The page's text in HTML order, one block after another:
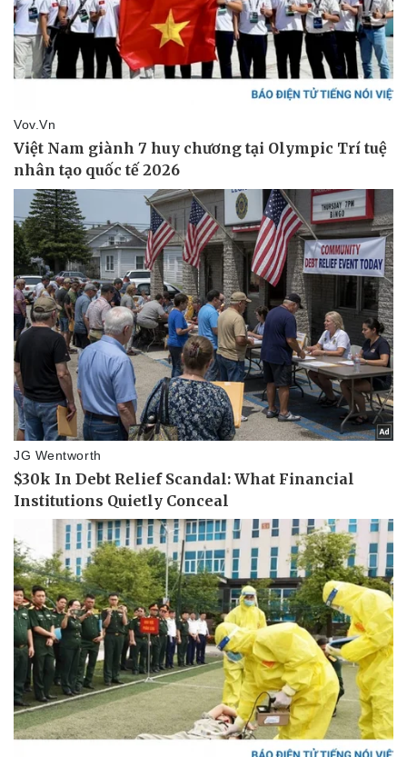
Vụ án
Tin nóng
Tư vấn luật
Vũ khí
Việt Nam
Phân tích